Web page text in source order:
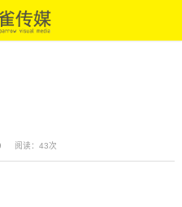
阅读：43次